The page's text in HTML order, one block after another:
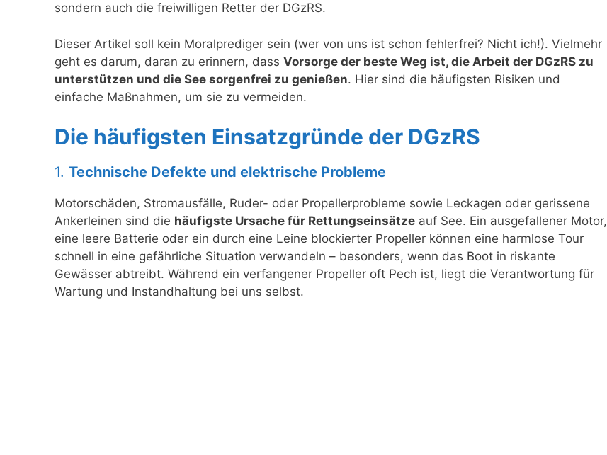
sondern auch die freiwilligen Retter der DGzRS.
Dieser Artikel soll kein Moralprediger sein (wer von uns ist schon fehlerfrei? Nicht ich!). Vielmehr
geht es darum, daran zu erinnern, dass Vorsorge der beste Weg ist, die Arbeit der DGzRS zu
unterstützen und die See sorgenfrei zu genießen. Hier sind die häufigsten Risiken und
einfache Maßnahmen, um sie zu vermeiden.
Die häufigsten Einsatzgründe der DGzRS
1. Technische Defekte und elektrische Probleme
Motorschäden, Stromausfälle, Ruder- oder Propellerprobleme sowie Leckagen oder gerissene
Ankerleinen sind die häufigste Ursache für Rettungseinsätze auf See. Ein ausgefallener Motor,
eine leere Batterie oder ein durch eine Leine blockierter Propeller können eine harmlose Tour
schnell in eine gefährliche Situation verwandeln – besonders, wenn das Boot in riskante
Gewässer abtreibt. Während ein verfangener Propeller oft Pech ist, liegt die Verantwortung für
Wartung und Instandhaltung bei uns selbst.